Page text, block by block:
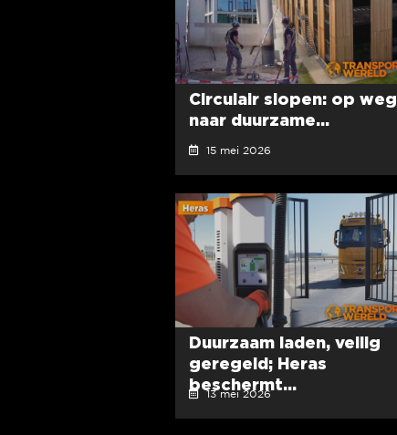
Circulair slopen: op weg
naar duurzame...
15 mei 2026
Duurzaam laden, veilig
geregeld; Heras
beschermt...
13 mei 2026